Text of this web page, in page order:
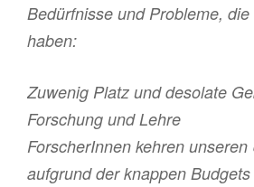
Bedürfnisse und Probleme,
haben:
Zuwenig Platz und desolate
Forschung und Lehre
ForscherInnen kehren unseren
aufgrund der knappen